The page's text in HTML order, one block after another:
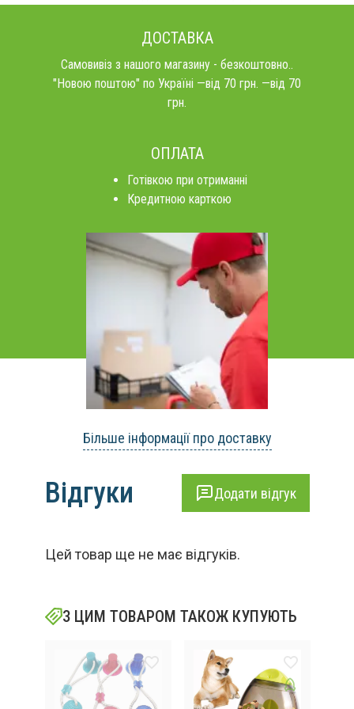
ДОСТАВКА
Самовивіз з нашого магазину - безкоштовно..
"Новою поштою" по Україні —від 70 грн. —від 70
грн.
ОПЛАТА
Готівкою при отриманні
Кредитною карткою
Більше інформації про доставку
Відгуки Додати відгук
Цей товар ще не має відгуків.
З ЦИМ ТОВАРОМ ТАКОЖ КУПУЮТЬ